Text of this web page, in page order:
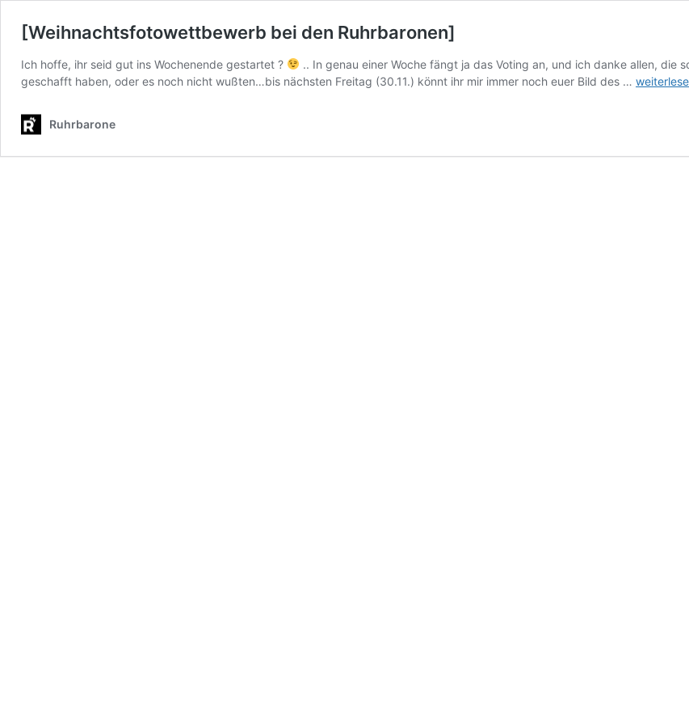
[Weihnachtsfotowettbewerb bei den Ruhrbaronen]
Ich hoffe, ihr seid gut ins Wochenende gestartet ?
.. In genau einer Woche fängt ja das Voting an, und ich danke allen, die
geschafft haben, oder es noch nicht wußten…bis nächsten Freitag (30.11.) könnt ihr mir immer noch euer Bild des …
Ruhrbarone